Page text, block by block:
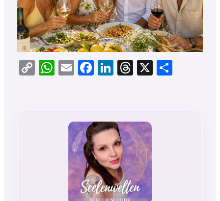
CopyWhatsApp
EmailFacebook
LinkedIn
Threads
X Teilen